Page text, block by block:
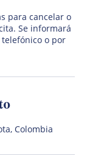
para cancelar o
Se informará
o por
Colombia